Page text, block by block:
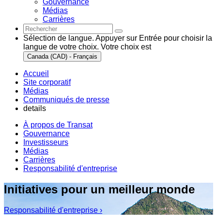
Gouvernance
Médias
Carrières
Sélection de langue. Appuyer sur Entrée pour choisir la
langue de votre choix. Votre choix est
Canada (CAD) - Français
Accueil
Site corporatif
Médias
Communiqués de presse
details
À propos de Transat
Gouvernance
Investisseurs
Médias
Carrières
Responsabilité d'entreprise
Initiatives pour un meilleur monde
Responsabilité d'entreprise ›